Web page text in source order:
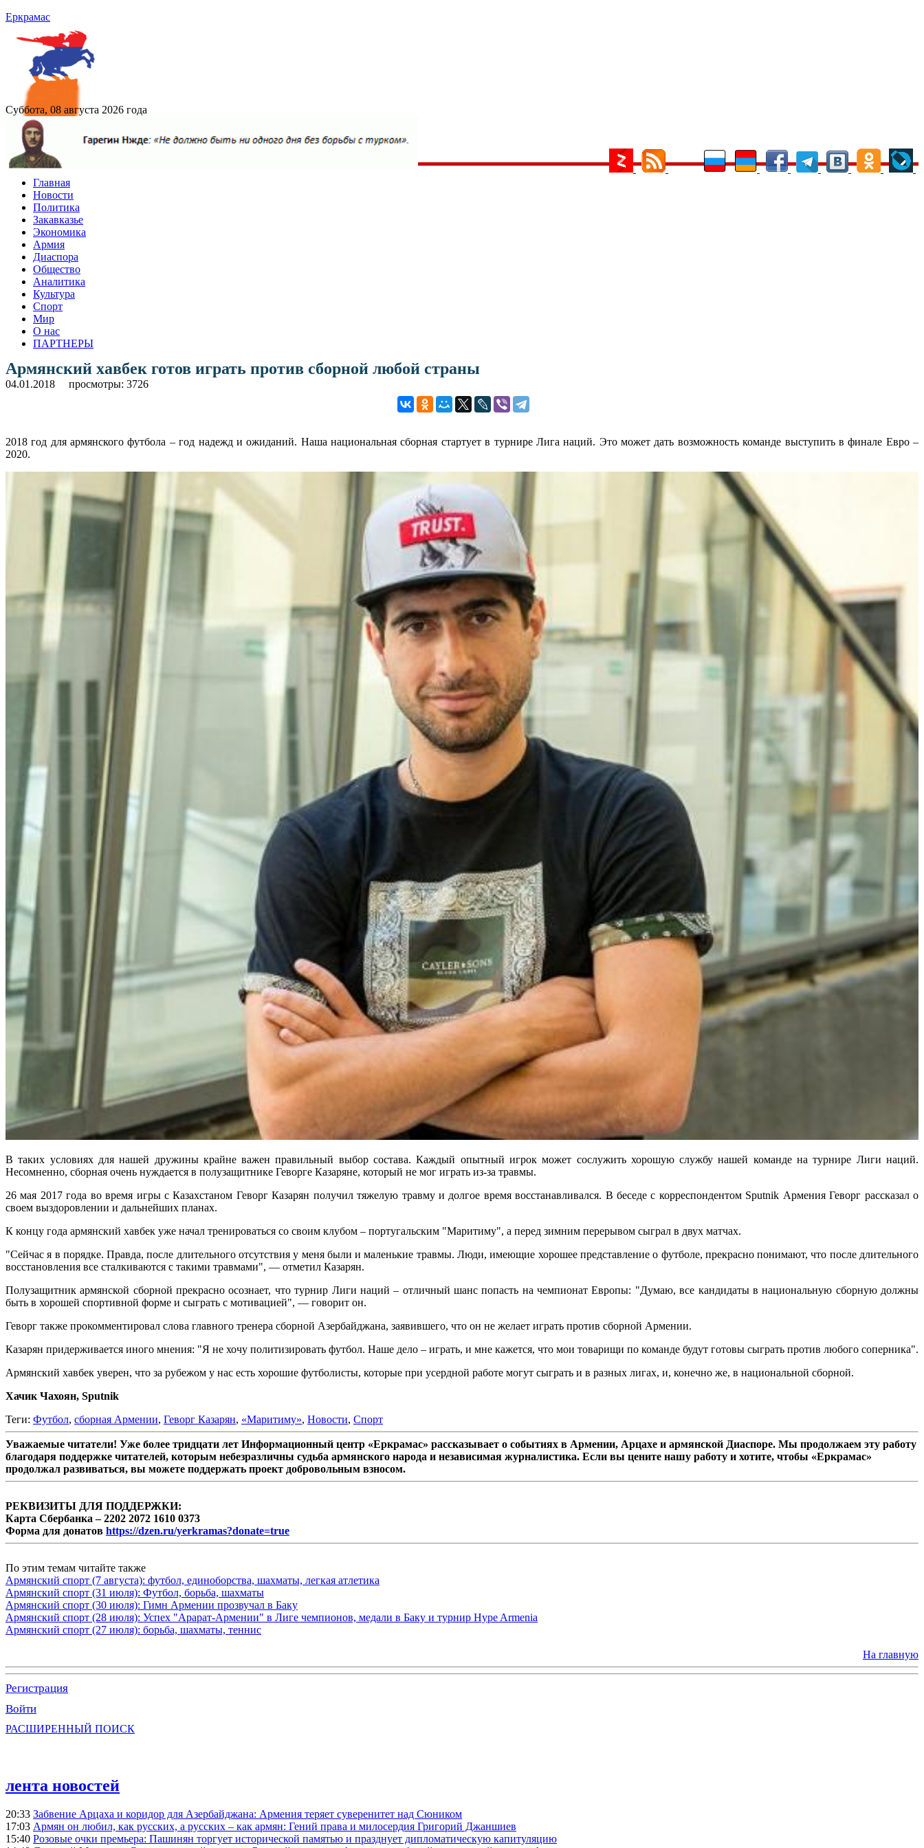
Еркрамас
Суббота, 08 августа 2026 года
Главная
Новости
Политика
Закавказье
Экономика
Армия
Диаспора
Общество
Аналитика
Культура
Спорт
Мир
О нас
ПАРТНЕРЫ
Армянский хавбек готов играть против сборной любой страны
04.01.2018 просмотры: 3726
2018 год для армянского футбола – год надежд и ожиданий. Наша национальная сборная стартует в турнире Лига наций. Это может дать возможность команде выступить в финале Евро –
2020.
В таких условиях для нашей дружины крайне важен правильный выбор состава. Каждый опытный игрок может сослужить хорошую службу нашей команде на турнире Лиги наций.
Несомненно, сборная очень нуждается в полузащитнике Геворге Казаряне, который не мог играть из-за травмы.
26 мая 2017 года во время игры с Казахстаном Геворг Казарян получил тяжелую травму и долгое время восстанавливался. В беседе с корреспондентом Sputnik Армения Геворг рассказал о
своем выздоровлении и дальнейших планах.
К концу года армянский хавбек уже начал тренироваться со своим клубом – португальским "Маритиму", а перед зимним перерывом сыграл в двух матчах.
"Сейчас я в порядке. Правда, после длительного отсутствия у меня были и маленькие травмы. Люди, имеющие хорошее представление о футболе, прекрасно понимают, что после длительного
восстановления все сталкиваются с такими травмами", — отметил Казарян.
Полузащитник армянской сборной прекрасно осознает, что турнир Лиги наций – отличный шанс попасть на чемпионат Европы: "Думаю, все кандидаты в национальную сборную должны
быть в хорошей спортивной форме и сыграть с мотивацией", — говорит он.
Геворг также прокомментировал слова главного тренера сборной Азербайджана, заявившего, что он не желает играть против сборной Армении.
Казарян придерживается иного мнения: "Я не хочу политизировать футбол. Наше дело – играть, и мне кажется, что мои товарищи по команде будут готовы сыграть против любого соперника".
Армянский хавбек уверен, что за рубежом у нас есть хорошие футболисты, которые при усердной работе могут сыграть и в разных лигах, и, конечно же, в национальной сборной.
Хачик Чахоян, Sputnik
Теги: Футбол, сборная Армении, Геворг Казарян, «Маритиму», Новости, Спорт
Уважаемые читатели! Уже более тридцати лет Информационный центр «Еркрамас» рассказывает о событиях в Армении, Арцахе и армянской Диаспоре. Мы продолжаем эту работу
благодаря поддержке читателей, которым небезразличны судьба армянского народа и независимая журналистика. Если вы цените нашу работу и хотите, чтобы «Еркрамас»
продолжал развиваться, вы можете поддержать проект добровольным взносом.
РЕКВИЗИТЫ ДЛЯ ПОДДЕРЖКИ:
Карта Сбербанка – 2202 2072 1610 0373
Форма для донатов https://dzen.ru/yerkramas?donate=true
По этим темам читайте также
Армянский спорт (7 августа): футбол, единоборства, шахматы, легкая атлетика
Армянский спорт (31 июля): Футбол, борьба, шахматы
Армянский спорт (30 июля): Гимн Армении прозвучал в Баку
Армянский спорт (28 июля): Успех "Арарат-Армении" в Лиге чемпионов, медали в Баку и турнир Hype Armenia
Армянский спорт (27 июля): борьба, шахматы, теннис
На главную
Регистрация
Войти
РАСШИРЕННЫЙ ПОИСК
лента новостей
20:33 Забвение Арцаха и коридор для Азербайджана: Армения теряет суверенитет над Сюником
17:03 Армян он любил, как русских, а русских – как армян: Гений права и милосердия Григорий Джаншиев
15:40 Розовые очки премьера: Пашинян торгует исторической памятью и празднует дипломатическую капитуляцию